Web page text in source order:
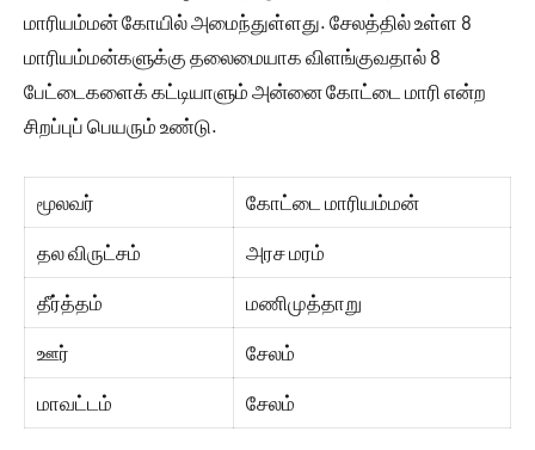
மாரியம்மன் கோயில் அமைந்துள்ளது. சேலத்தில் உள்ள 8
மாரியம்மன்களுக்கு தலைமையாக விளங்குவதால் 8
பேட்டைகளைக் கட்டியாளும் அன்னை கோட்டை மாரி என்ற
சிறப்புப் பெயரும் உண்டு.
மூலவர் கோட்டை மாரியம்மன்
தல விருட்சம் அரச மரம்
தீர்த்தம் மணிமுத்தாறு
ஊர் சேலம்
மாவட்டம் சேலம்